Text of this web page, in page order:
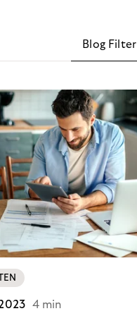
Blog Filter
4 min